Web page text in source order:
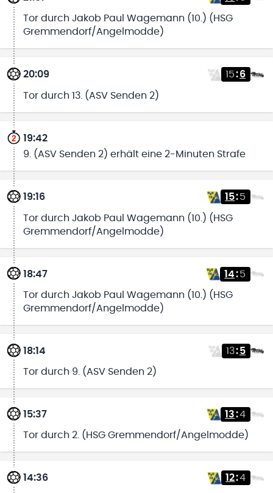
Tor durch Jakob Paul Wagemann (10.) (HSG
Gremmendorf/Angelmodde)
20:09 15:6
Tor durch 13. (ASV Senden 2)
19:42
9. (ASV Senden 2) erhält eine 2-Minuten Strafe
19:16 15:5
Tor durch Jakob Paul Wagemann (10.) (HSG
Gremmendorf/Angelmodde)
18:47 14:5
Tor durch Jakob Paul Wagemann (10.) (HSG
Gremmendorf/Angelmodde)
18:14 13:5
Tor durch 9. (ASV Senden 2)
15:37 13:4
Tor durch 2. (HSG Gremmendorf/Angelmodde)
14:36 12:4